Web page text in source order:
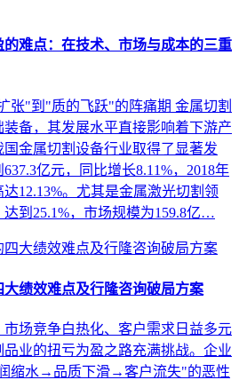
难点：在技术、市场与成本的三重
张"到"质的飞跃"的阵痛期 金属切割
备，其发展水平直接影响着下游产
金属切割设备行业取得了显著发
亿元，同比增长8.11%，2018年
12.13%。尤其是金属激光切割领
到25.1%，市场规模为159.8亿…
绩效难点及行隆咨询破局方案
场竞争白热化、客户需求日益多元
业的扭亏为盈之路充满挑战。企业
缩水→品质下滑→客户流失"的恶性